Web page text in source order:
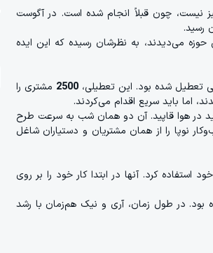
ممکن است. این حرف اغراق‌آمیز نیست، چون قبلاً انجام شده است. در آگوست
می‌دیدند، به نظرشان رسیده که این ایده
تعطیل شده بود. این تعطیلی،2500 مشتری را
اما باید سریع اقدام می‌کردند.
در هوا قاپید. آن دو همان شب به سرعت طرح
نوپا را از همان مشتریان و دستیاران شاغل
استفاده کرد. آنها در ابتدا کار خود را بر روی
بود. در طول زمان، آری و نیک هم‌زمان با رشد